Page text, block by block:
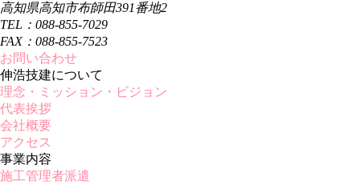
高知県高知市布師田391番地2
TEL：088-855-7029
FAX：088-855-7523
お問い合わせ
伸浩技建について
理念・ミッション・ビジョン
代表挨拶
会社概要
アクセス
事業内容
施工管理者派遣